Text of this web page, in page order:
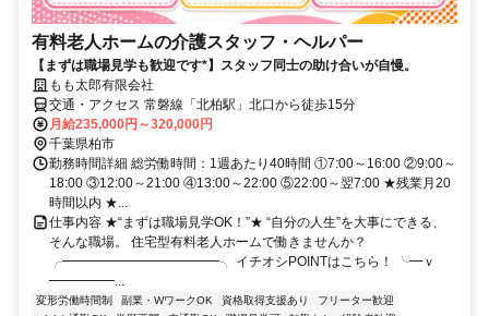
有料老人ホームの介護スタッフ・ヘルパー
【まずは職場見学も歓迎です*】スタッフ同士の助け合いが自慢。
もも太郎有限会社
交通・アクセス 常磐線「北柏駅」北口から徒歩15分
月給235,000円～320,000円
千葉県柏市
勤務時間詳細 総労働時間：1週あたり40時間 ①7:00～16:00 ②9:00～
18:00 ③12:00～21:00 ④13:00～22:00 ⑤22:00～翌7:00 ★残業月20
時間以内 ★...
仕事内容 ★“まずは職場見学OK！”★ “自分の人生”を大事にできる、
そんな職場。 住宅型有料老人ホームで働きませんか？
╭━━━━━━━━━━━━╮ イチオシPOINTはこちら！ ╰━ｖ
━━━━━...
変形労働時間制 副業・WワークOK 資格取得支援あり
フリーター歓迎